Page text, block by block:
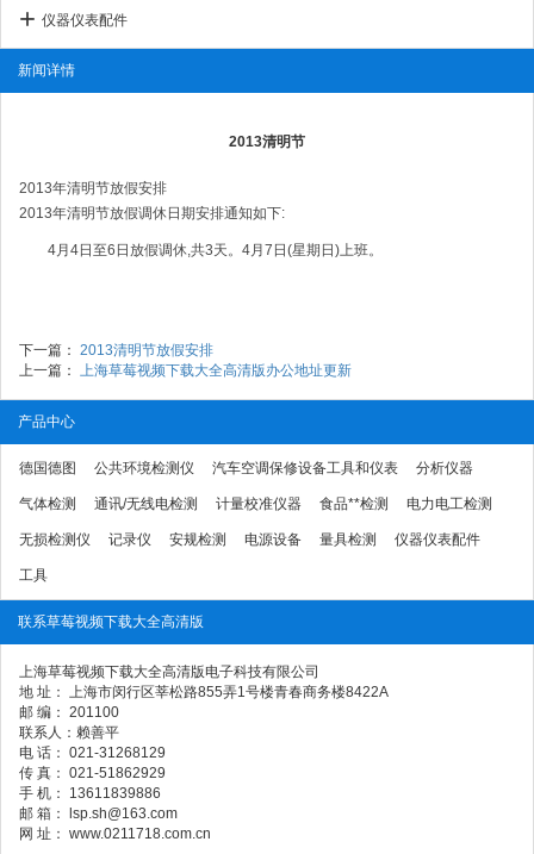
仪器仪表配件
新闻详情
2013清明节
2013年清明节放假安排
2013年清明节放假调休日期安排通知如下:
4月4日至6日放假调休,共3天。4月7日(星期日)上班。
下一篇： 2013清明节放假安排
上一篇： 上海草莓视频下载大全高清版办公地址更新
产品中心
德国德图 公共环境检测仪 汽车空调保修设备工具和仪表 分析仪器
气体检测 通讯/无线电检测 计量校准仪器 食品**检测 电力电工检测
无损检测仪 记录仪 安规检测 电源设备 量具检测 仪器仪表配件
工具
联系草莓视频下载大全高清版
上海草莓视频下载大全高清版电子科技有限公司
地 址： 上海市闵行区莘松路855弄1号楼青春商务楼8422A
邮 编： 201100
联系人：赖善平
电 话： 021-31268129
传 真： 021-51862929
手 机： 13611839886
邮 箱： lsp.sh@163.com
网 址： www.0211718.com.cn